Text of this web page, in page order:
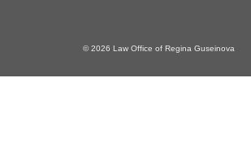
© 2026 Law Office of Regina Guseinova